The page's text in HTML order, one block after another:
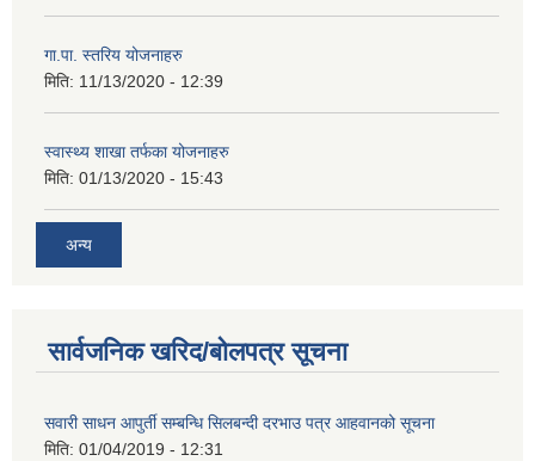
गा.पा. स्तरिय योजनाहरु
मिति: 11/13/2020 - 12:39
स्वास्थ्य शाखा तर्फका योजनाहरु
मिति: 01/13/2020 - 15:43
अन्य
सार्वजनिक खरिद/बोलपत्र सूचना
सवारी साधन आपुर्ती सम्बन्धि सिलबन्दी दरभाउ पत्र आहवानको सूचना
मिति: 01/04/2019 - 12:31